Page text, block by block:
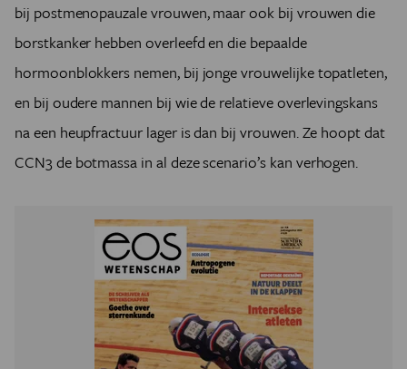
bij postmenopauzale vrouwen, maar ook bij vrouwen die
borstkanker hebben overleefd en die bepaalde
hormoonblokkers nemen, bij jonge vrouwelijke topatleten,
en bij oudere mannen bij wie de relatieve overlevingskans
na een heupfractuur lager is dan bij vrouwen. Ze hoopt dat
CCN3 de botmassa in al deze scenario’s kan verhogen.